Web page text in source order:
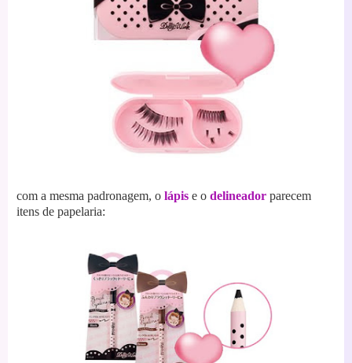
com a mesma padronagem, o lápis e o delineador parecem
itens de papelaria: